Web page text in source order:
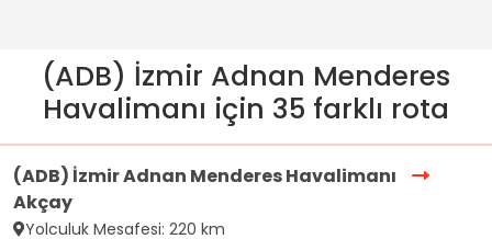
(ADB) İzmir Adnan Menderes
Havalimanı için 35 farklı rota
(ADB) İzmir Adnan Menderes Havalimanı
Akçay
Yolculuk Mesafesi: 220 km